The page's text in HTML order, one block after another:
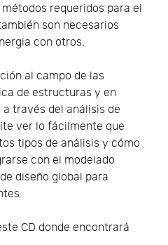
requeridos para el
son necesarios
con otros.
al campo de las
de estructuras y en
través del análisis de
ver lo fácilmente que
tipos de análisis y cómo
con el modelado
diseño global para
CD donde encontrará